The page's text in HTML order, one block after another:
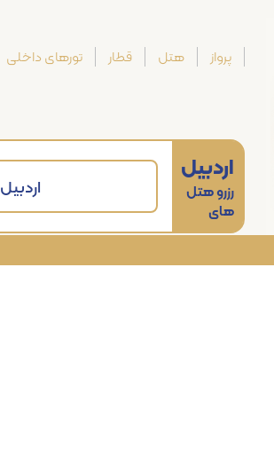
پرواز هتل قطار تورهای داخلی
اردبیل
رزرو هتل
های
اردبیل